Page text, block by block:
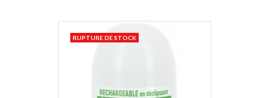
RUPTURE DE STOCK